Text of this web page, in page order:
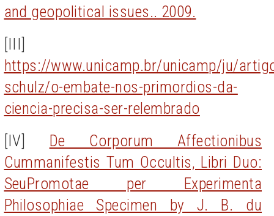
and geopolitical issues.. 2009.
[III]
https://www.unicamp.br/unicamp/ju/
schulz/o-embate-nos-primordios-da-
ciencia-precisa-ser-relembrado
[IV]
De Corporum Affectionibus
Cummanifestis Tum Occultis, Libri Duo:
SeuPromotae per Experimenta
Philosophiae Specimen by J. B. du